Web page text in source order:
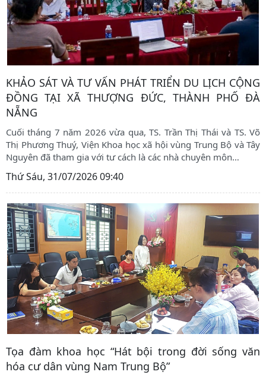
KHẢO SÁT VÀ TƯ VẤN PHÁT TRIỂN DU LỊCH CỘNG
ĐỒNG TẠI XÃ THƯỢNG ĐỨC, THÀNH PHỐ ĐÀ
NẴNG
Cuối tháng 7 năm 2026 vừa qua, TS. Trần Thị Thái và TS. Võ
Thị Phương Thuý, Viện Khoa học xã hội vùng Trung Bộ và Tây
Nguyên đã tham gia với tư cách là các nhà chuyên môn…
Thứ Sáu, 31/07/2026 09:40
Tọa đàm khoa học “Hát bội trong đời sống văn
hóa cư dân vùng Nam Trung Bộ”